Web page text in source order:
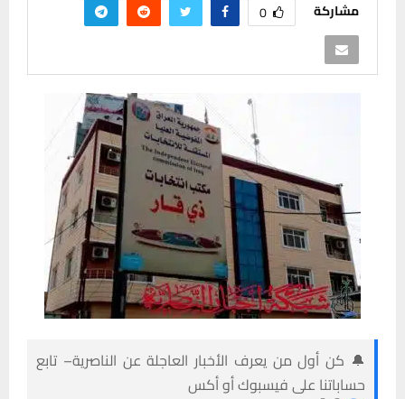
مشاركة 0
🔔 كن أول من يعرف الأخبار العاجلة عن الناصرية– تابع
حساباتنا على فيسبوك أو أكس